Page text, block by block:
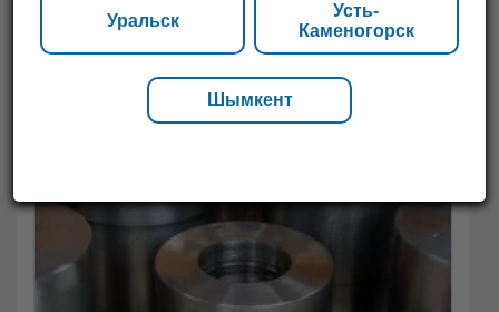
Уральск
Усть-
Каменогорск
Шымкент